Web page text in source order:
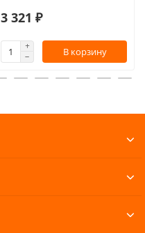
3 321 ₽
В корзину